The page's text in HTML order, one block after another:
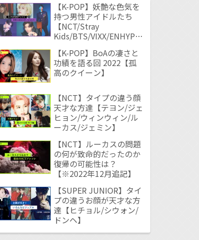
【K-POP】妖艶な色気を
持つ男性アイドルたち
【NCT/Stray
Kids/BTS/VIXX/ENHYPE
【K-POP】BoAの凄さと
功績を語る回 2022【孤
高のクイーン】
【NCT】タイプの違う顔
天才な方達【テヨン/ジェ
ヒョン/ウィンウィン/ル
ーカス/ジェミン】
【NCT】ルーカスの問題
の何が致命的だったのか
復帰の可能性は？
【※2022年12月追記】
【SUPER JUNIOR】タイ
プの違うお顔が天才な方
達【ヒチョル/シウォン/
ドンヘ】